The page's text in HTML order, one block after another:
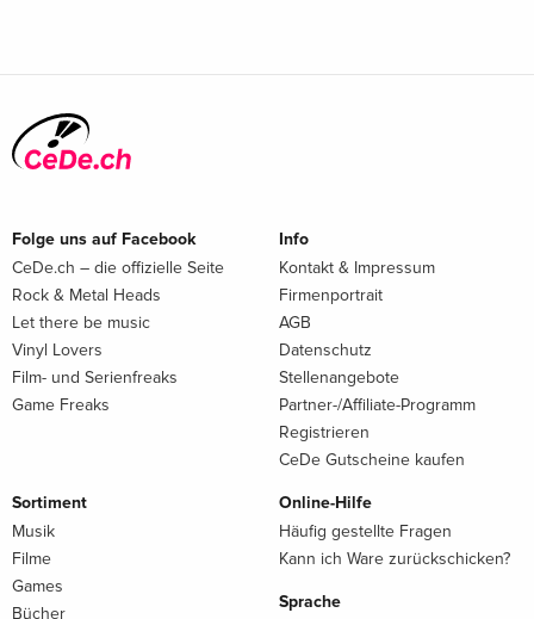
Folge uns auf Facebook
CeDe.ch – die offizielle Seite
Rock & Metal Heads
Let there be music
Vinyl Lovers
Film- und Serienfreaks
Game Freaks
Info
Kontakt & Impressum
Firmenportrait
AGB
Datenschutz
Stellenangebote
Partner-/Affiliate-Programm
Registrieren
CeDe Gutscheine kaufen
Sortiment
Musik
Filme
Games
Bücher
Online-Hilfe
Häufig gestellte Fragen
Kann ich Ware zurückschicken?
Sprache